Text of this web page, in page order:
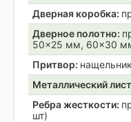
Дверная коробка:
Дверное полотно:
50×25 мм, 60×30
Притвор:
Металлический
Ребра жесткости:
шт)